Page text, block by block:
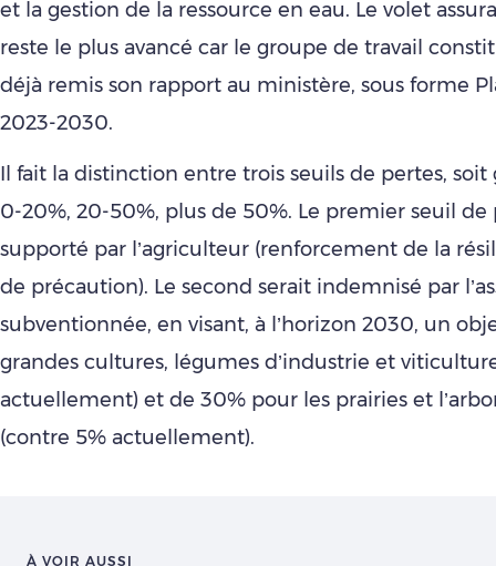
et la gestion de la ressource en eau. Le volet
reste le plus avancé car le groupe de travail
déjà remis son rapport au ministère, sous forme
2023-2030.
Il fait la distinction entre trois seuils de pertes, soit
0-20%, 20-50%, plus de 50%. Le premier seuil de
supporté par l’agriculteur (renforcement de la
de précaution). Le second serait indemnisé par
subventionnée, en visant, à l’horizon 2030, un
grandes cultures, légumes d’industrie et
actuellement) et de 30% pour les prairies et
(contre 5% actuellement).
À VOIR AUSSI